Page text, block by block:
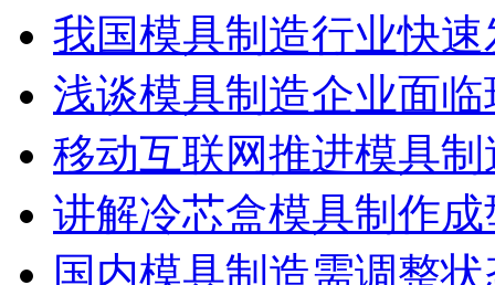
我国模具制造行业快
浅谈模具制造企业面
移动互联网推进模具
讲解冷芯盒模具制作
国内模具制造需调整